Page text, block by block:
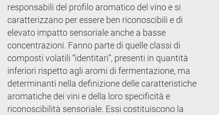
responsabili del profilo aromatico del vino e si
caratterizzano per essere ben riconoscibili e di
elevato impatto sensoriale anche a basse
concentrazioni. Fanno parte di quelle classi di
composti volatili “identitari”, presenti in quantità
inferiori rispetto agli aromi di fermentazione, ma
determinanti nella definizione delle caratteristiche
aromatiche dei vini e della loro specificità e
riconoscibilità sensoriale. Essi costituiscono la